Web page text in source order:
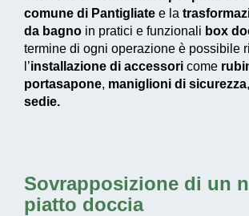
comune di Pantigliate e la
da bagno in pratici e funzionali box
termine di ogni operazione è possibile
l’installazione di accessori come
portasapone, maniglioni di sicurezza,
sedie.
Sovrapposizione di un
piatto doccia